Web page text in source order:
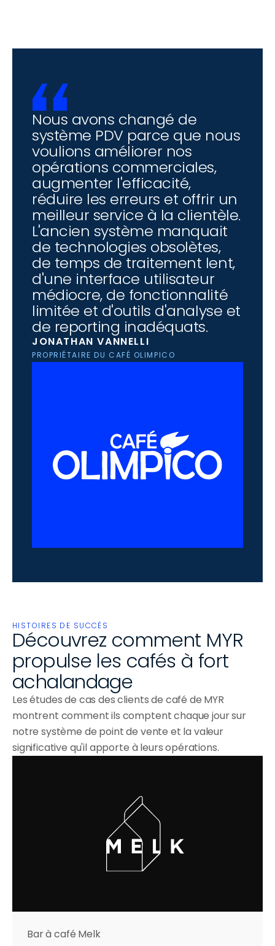
Nous avons changé de
système PDV parce que nous
voulions améliorer nos
opérations commerciales,
augmenter l'efficacité,
réduire les erreurs et offrir un
meilleur service à la clientèle.
L'ancien système manquait
de technologies obsolètes,
de temps de traitement lent,
d'une interface utilisateur
médiocre, de fonctionnalité
limitée et d'outils d'analyse et
de reporting inadéquats.
JONATHAN VANNELLI
PROPRIÉTAIRE DU CAFÉ OLIMPICO
HISTOIRES DE SUCCÈS
Découvrez comment MYR
propulse les cafés à fort
achalandage
Les études de cas des clients de café de MYR
montrent comment ils comptent chaque jour sur
notre système de point de vente et la valeur
significative qu'il apporte à leurs opérations.
Bar à café Melk